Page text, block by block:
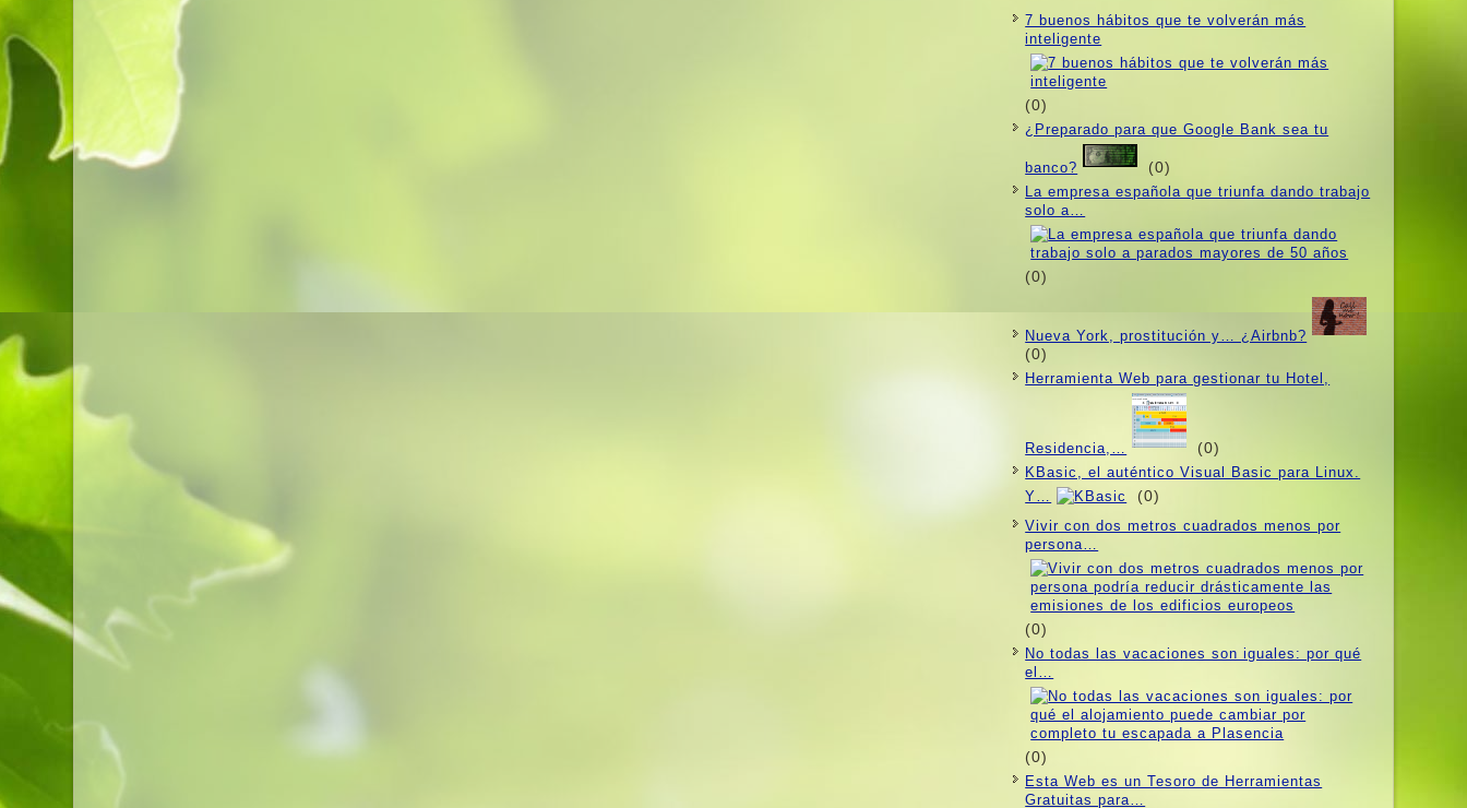
7 buenos hábitos que te volverán más
inteligente
(0)
¿Preparado para que Google Bank sea tu
banco? (0)
La empresa española que triunfa dando trabajo
solo a…
(0)
Nueva York, prostitución y… ¿Airbnb?
(0)
Herramienta Web para gestionar tu Hotel,
Residencia,… (0)
KBasic, el auténtico Visual Basic para Linux.
Y…
(0)
Vivir con dos metros cuadrados menos por
persona…
(0)
No todas las vacaciones son iguales: por qué
el…
(0)
Esta Web es un Tesoro de Herramientas
Gratuitas para…